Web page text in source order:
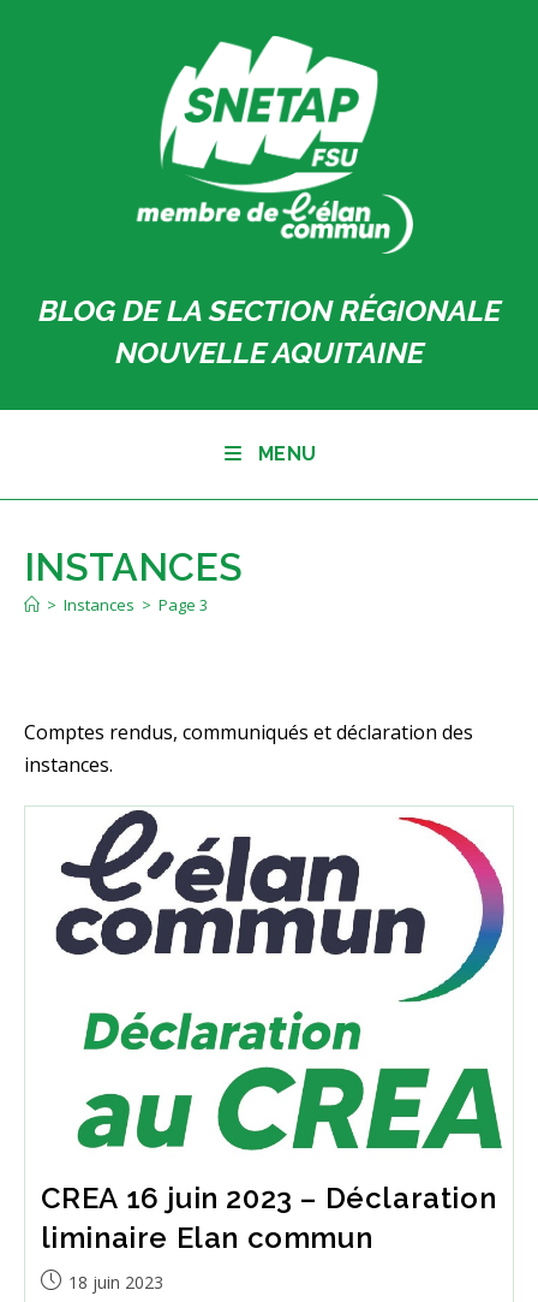
BLOG DE LA SECTION RÉGIONALE
NOUVELLE AQUITAINE
MENU
INSTANCES
> Instances > Page 3
Comptes rendus, communiqués et déclaration des
instances.
CREA 16 juin 2023 – Déclaration
liminaire Elan commun
Publication
18 juin 2023